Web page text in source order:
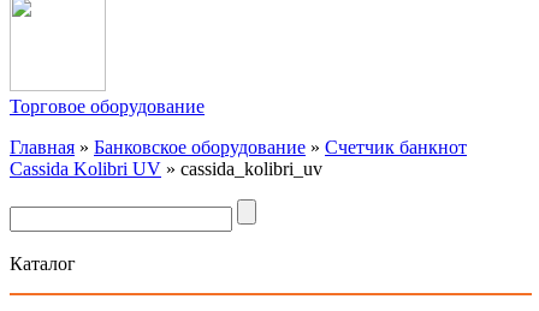
Торговое оборудование
Главная » Банковское оборудование » Счетчик банкнот
Cassida Kolibri UV » cassida_kolibri_uv
Каталог